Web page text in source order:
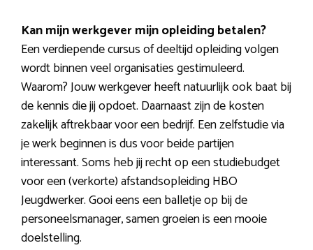
Kan mijn werkgever mijn opleiding betalen?
Een verdiepende cursus of deeltijd opleiding volgen
wordt binnen veel organisaties gestimuleerd.
Waarom? Jouw werkgever heeft natuurlijk ook baat bij
de kennis die jij opdoet. Daarnaast zijn de kosten
zakelijk aftrekbaar voor een bedrijf. Een zelfstudie via
je werk beginnen is dus voor beide partijen
interessant. Soms heb jij recht op een studiebudget
voor een (verkorte) afstandsopleiding HBO
Jeugdwerker. Gooi eens een balletje op bij de
personeelsmanager, samen groeien is een mooie
doelstelling.